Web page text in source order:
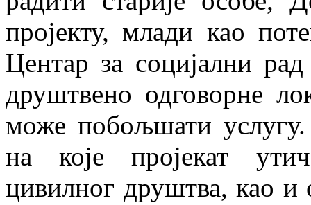
пројекту, млади као
Центар за социјални
друштвено одговорне
може побољшати услугу.
на које пројекат
цивилног друштва, као и